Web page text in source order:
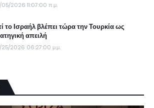
05/2026 11:07:00 π.μ.
το Ισραήλ βλέπει τώρα την Τουρκία ως
απειλή
25/2026 06:27:00 μ.μ.